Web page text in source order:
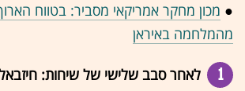
● מכון מחקר אמריקאי מסביר: בטווח
מהמלחמה באיראן
1
לאחר סבב שלישי של שיחות: